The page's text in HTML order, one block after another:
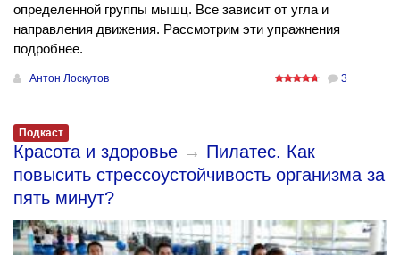
определенной группы мышц. Все зависит от угла и
направления движения. Рассмотрим эти упражнения
подробнее.
Антон Лоскутов 3
Подкаст
Красота и здоровье → Пилатес. Как
повысить стрессоустойчивость организма за
пять минут?